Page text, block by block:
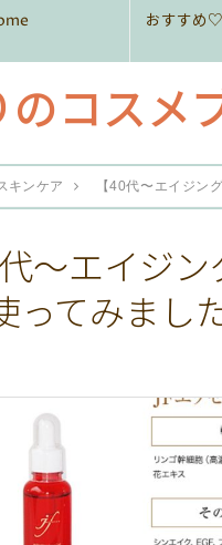
おすすめ
のコスメ
キンケア 【40代〜エイジン
〜エイジ
ってみまし